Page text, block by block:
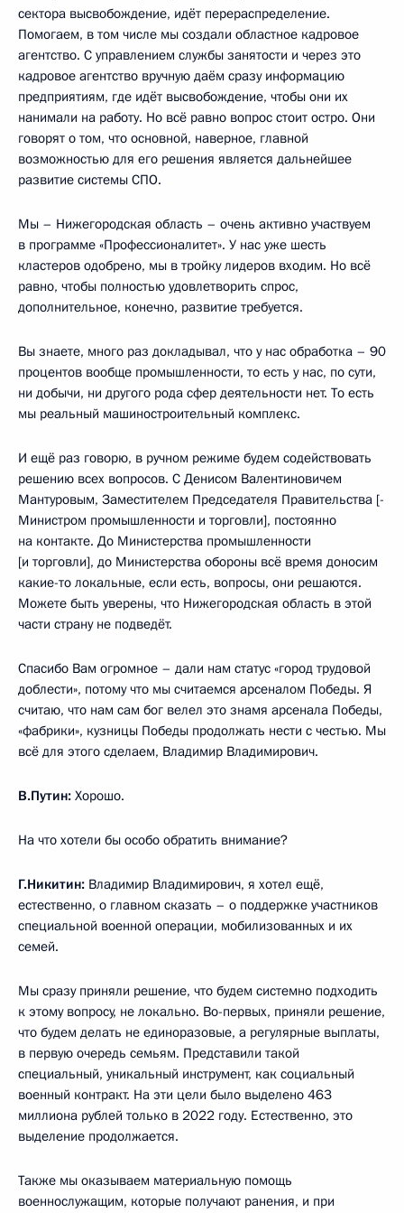
сектора высвобождение, идёт перераспределение.
Помогаем, в том числе мы создали областное кадровое
агентство. С управлением службы занятости и через это
кадровое агентство вручную даём сразу информацию
предприятиям, где идёт высвобождение, чтобы они их
нанимали на работу. Но всё равно вопрос стоит остро. Они
говорят о том, что основной, наверное, главной
возможностью для его решения является дальнейшее
развитие системы СПО.
Мы – Нижегородская область – очень активно участвуем
в программе «Профессионалитет». У нас уже шесть
кластеров одобрено, мы в тройку лидеров входим. Но всё
равно, чтобы полностью удовлетворить спрос,
дополнительное, конечно, развитие требуется.
Вы знаете, много раз докладывал, что у нас обработка – 90
процентов вообще промышленности, то есть у нас, по сути,
ни добычи, ни другого рода сфер деятельности нет. То есть
мы реальный машиностроительный комплекс.
И ещё раз говорю, в ручном режиме будем содействовать
решению всех вопросов. С Денисом Валентиновичем
Мантуровым, Заместителем Председателя Правительства [-
Министром промышленности и торговли], постоянно
на контакте. До Министерства промышленности
[и торговли], до Министерства обороны всё время доносим
какие-то локальные, если есть, вопросы, они решаются.
Можете быть уверены, что Нижегородская область в этой
части страну не подведёт.
Спасибо Вам огромное – дали нам статус «город трудовой
доблести», потому что мы считаемся арсеналом Победы. Я
считаю, что нам сам бог велел это знамя арсенала Победы,
«фабрики», кузницы Победы продолжать нести с честью. Мы
всё для этого сделаем, Владимир Владимирович.
В.Путин: Хорошо.
На что хотели бы особо обратить внимание?
Г.Никитин: Владимир Владимирович, я хотел ещё,
естественно, о главном сказать – о поддержке участников
специальной военной операции, мобилизованных и их
семей.
Мы сразу приняли решение, что будем системно подходить
к этому вопросу, не локально. Во-первых, приняли решение,
что будем делать не единоразовые, а регулярные выплаты,
в первую очередь семьям. Представили такой
специальный, уникальный инструмент, как социальный
военный контракт. На эти цели было выделено 463
миллиона рублей только в 2022 году. Естественно, это
выделение продолжается.
Также мы оказываем материальную помощь
военнослужащим, которые получают ранения, и при